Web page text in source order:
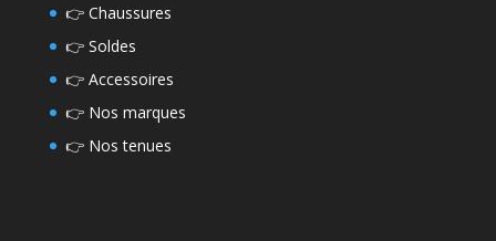
👉 Chaussures
👉 Soldes
👉 Accessoires
👉 Nos marques
👉 Nos tenues